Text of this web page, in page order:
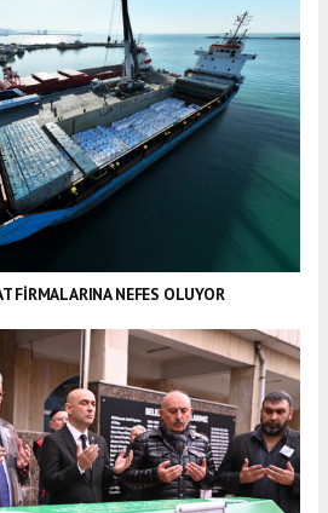
FİRMALARINA NEFES OLUYOR